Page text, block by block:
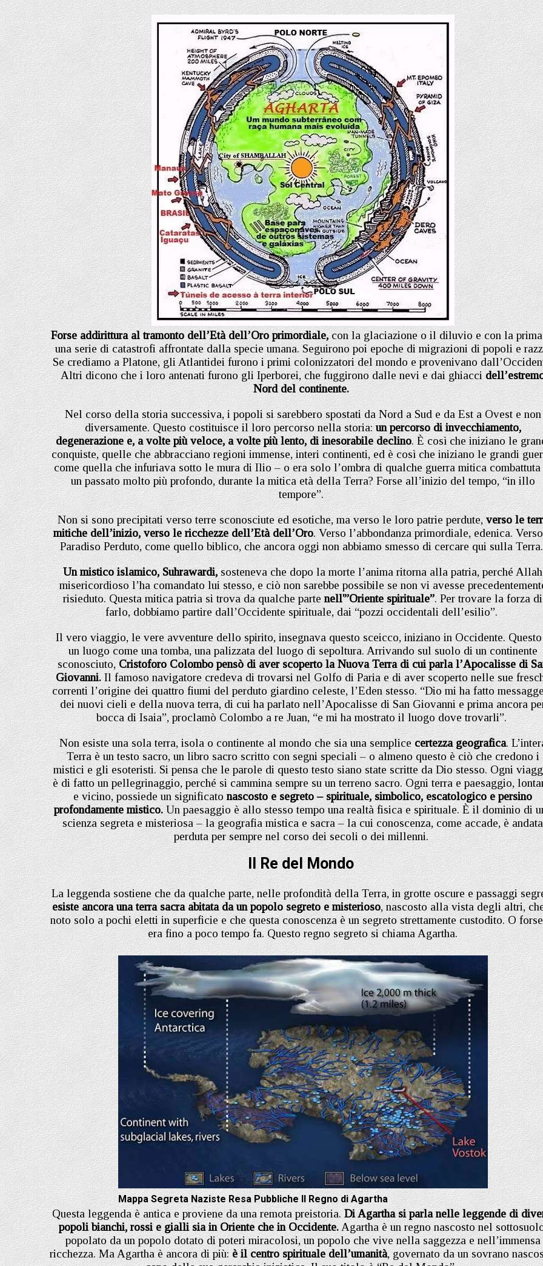
Forse addirittura al tramonto dell’Età dell’Oro primordiale,con la glaciazione o il diluvio e con la
una serie di catastrofi affrontate dalla specie umana. Seguirono poi epoche di migrazioni di popoli e
Se crediamo a Platone, gli Atlantidei furono i primi colonizzatori del mondo e provenivano
Altri dicono che i loro antenati furono gli Iperborei, che fuggirono dalle nevi e dai ghiacci
Nord del continente.
Nel corso della storia successiva, i popoli si sarebbero spostati da Nord a Sud e da Est a Ovest e non
diversamente. Questo costituisce il loro percorso nella storia:un percorso di invecchiamento,
degenerazione e, a volte più veloce, a volte più lento, di inesorabile declino. È così che iniziano le
conquiste, quelle che abbracciano regioni immense, interi continenti, ed è così che iniziano le grandi
come quella che infuriava sotto le mura di Ilio – o era solo l’ombra di qualche guerra mitica combattuta
un passato molto più profondo, durante la mitica età della Terra? Forse all’inizio del tempo, “in illo
tempore”.
Non si sono precipitati verso terre sconosciute ed esotiche, ma verso le loro patrie perdute,verso le
mitiche dell’inizio, verso le ricchezze dell’Età dell’Oro. Verso l’abbondanza primordiale, edenica.
Paradiso Perduto, come quello biblico, che ancora oggi non abbiamo smesso di cercare qui sulla
Un mistico islamico, Suhrawardi,sosteneva che dopo la morte l’anima ritorna alla patria, perché Allah
misericordioso l’ha comandato lui stesso, e ciò non sarebbe possibile se non vi avesse
risieduto. Questa mitica patria si trova da qualche partenell'”Oriente spirituale”. Per trovare la forza di
farlo, dobbiamo partire dall’Occidente spirituale, dai “pozzi occidentali dell’esilio”.
Il vero viaggio, le vere avventure dello spirito, insegnava questo sceicco, iniziano in Occidente.
un luogo come una tomba, una palizzata del luogo di sepoltura. Arrivando sul suolo di un continente
sconosciuto,Cristoforo Colombo pensò di aver scoperto la Nuova Terra di cui parla l’Apocalisse di
Giovanni.Il famoso navigatore credeva di trovarsi nel Golfo di Paria e di aver scoperto nelle sue
correnti l’origine dei quattro fiumi del perduto giardino celeste, l’Eden stesso. “Dio mi ha fatto
dei nuovi cieli e della nuova terra, di cui ha parlato nell’Apocalisse di San Giovanni e prima ancora
bocca di Isaia”, proclamò Colombo a re Juan, “e mi ha mostrato il luogo dove trovarli”.
Non esiste una sola terra, isola o continente al mondo che sia una semplicecertezza geografica.
Terra è un testo sacro, un libro sacro scritto con segni speciali – o almeno questo è ciò che credono i
mistici e gli esoteristi. Si pensa che le parole di questo testo siano state scritte da Dio stesso. Ogni
è di fatto un pellegrinaggio, perché si cammina sempre su un terreno sacro. Ogni terra e paesaggio,
e vicino, possiede un significatonascosto e segreto – spirituale, simbolico, escatologico e persino
profondamente mistico.Un paesaggio è allo stesso tempo una realtà fisica e spirituale. È il dominio di
scienza segreta e misteriosa – la geografia mistica e sacra – la cui conoscenza, come accade, è andata
perduta per sempre nel corso dei secoli o dei millenni.
Il Re del Mondo
La leggenda sostiene che da qualche parte, nelle profondità della Terra, in grotte oscure e passaggi
esiste ancora una terra sacra abitata da un popolo segreto e misterioso, nascosto alla vista degli altri,
noto solo a pochi eletti in superficie e che questa conoscenza è un segreto strettamente custodito. O
era fino a poco tempo fa. Questo regno segreto si chiama Agartha.
Mappa Segreta Naziste Resa Pubbliche Il Regno di Agartha
Questa leggenda è antica e proviene da una remota preistoria. Di Agartha si parla nelle leggende di
popoli bianchi, rossi e gialli sia in Oriente che in Occidente.Agartha è un regno nascosto nel
popolato da un popolo dotato di poteri miracolosi, un popolo che vive nella saggezza e nell’immensa
ricchezza. Ma Agartha è ancora di più:è il centro spirituale dell’umanità, governato da un sovrano